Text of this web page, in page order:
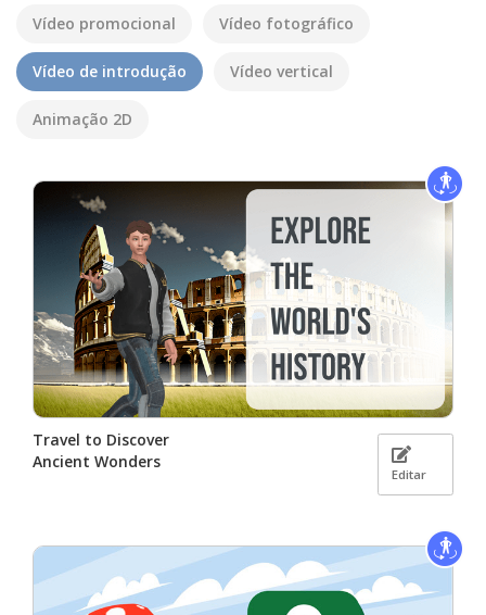
Vídeo promocional Vídeo fotográfico
Vídeo de introdução Vídeo vertical
Animação 2D
Travel to Discover
Ancient Wonders
Editar